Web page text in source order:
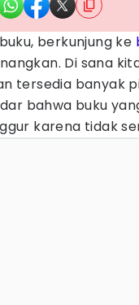
berkunjung ke
Di sana
tersedia banyak
bahwa buku
karena tidak